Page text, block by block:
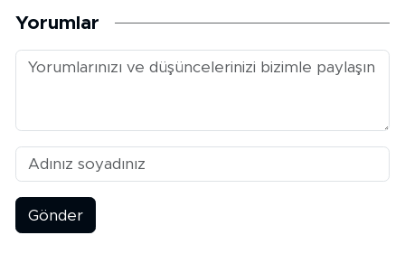
Yorumlar
Gönder